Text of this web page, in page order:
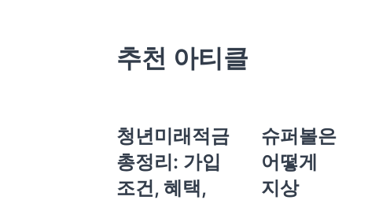
추천 아티클
청년미래적금
총정리: 가입
조건, 혜택,
슈퍼볼은
어떻게
지상